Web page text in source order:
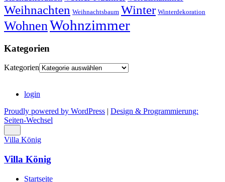
Weihnachten Weihnachtsbaum Winter Winterdekoration
WohnenWohnzimmer
Kategorien
Kategorien
login
Proudly powered by WordPress
Design & Programmierung:
Seiten-Wechsel
Villa König
Villa König
Startseite